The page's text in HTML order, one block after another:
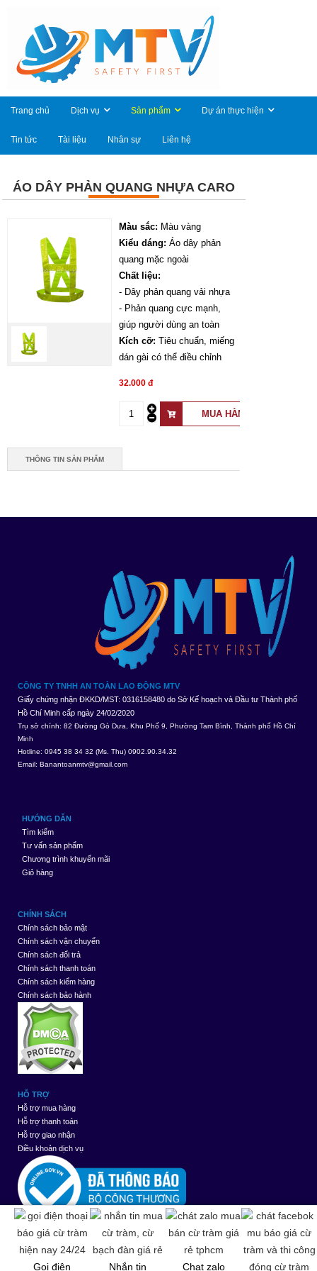
Trang chủ Dịch vụ Sản phẩm Dự án thực hiện
Tin tức Tài liệu Nhân sự Liên hệ
ÁO DÂY PHẢN QUANG NHỰA CARO
Màu sắc: Màu vàng
Kiểu dáng: Áo dây phản
quang mặc ngoài
Chất liệu:
- Dây phản quang vải nhựa
- Phản quang cực mạnh,
giúp người dùng an toàn
Kích cỡ: Tiêu chuẩn, miếng
dán gài có thể điều chỉnh
32.000 đ
THÔNG TIN SẢN PHẨM
CÔNG TY TNHH AN TOÀN LAO ĐỘNG MTV
Giấy chứng nhận ĐKKD/MST: 0316158480 do Sở Kế hoạch và Đầu tư Thành phố
Hồ Chí Minh cấp ngày 24/02/2020
Trụ sở chính: 82 Đường Gò Dưa, Khu Phố 9, Phường Tam Bình, Thành phố Hồ Chí
Minh
Hotline: 0945 38 34 32 (Ms. Thu) 0902.90.34.32
Email: Banantoanmtv@gmail.com
HƯỚNG DẪN
Tìm kiếm
Tư vấn sản phẩm
Chương trình khuyến mãi
Giỏ hàng
CHÍNH SÁCH
Chính sách bảo mật
Chính sách vận chuyển
Chính sách đổi trả
Chính sách thanh toán
Chính sách kiểm hàng
Chính sách bảo hành
HỖ TRỢ
Hỗ trợ mua hàng
Hỗ trợ thanh toán
Hỗ trợ giao nhận
Điều khoản dịch vụ
Thiết kế webbởi
WebMinhThuan.Com
re-editby
Gọi điện Nhắn tin Chat zalo